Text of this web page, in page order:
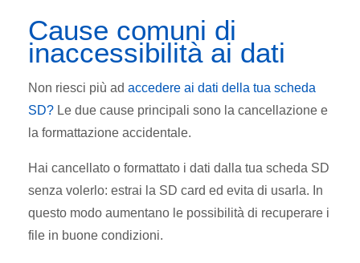
Cause comuni di
inaccessibilità ai dati
Non riesci più ad accedere ai dati della tua scheda
SD? Le due cause principali sono la cancellazione e
la formattazione accidentale.
Hai cancellato o formattato i dati dalla tua scheda SD
senza volerlo: estrai la SD card ed evita di usarla. In
questo modo aumentano le possibilità di recuperare i
file in buone condizioni.